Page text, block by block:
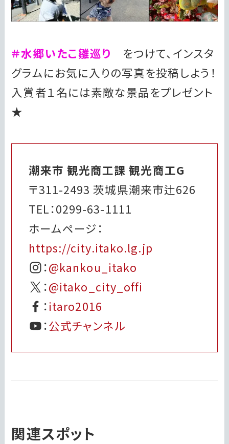
＃水郷いたこ雛巡り をつけて、インスタ
グラムにお気に入りの写真を投稿しよう！
入賞者１名には素敵な景品をプレゼント
★
潮来市 観光商工課 観光商工G
〒311-2493 茨城県潮来市辻626
TEL：0299-63-1111
ホームページ：
https://city.itako.lg.jp
：@kankou_itako
：@itako_city_offi
：itaro2016
：公式チャンネル
関連スポット